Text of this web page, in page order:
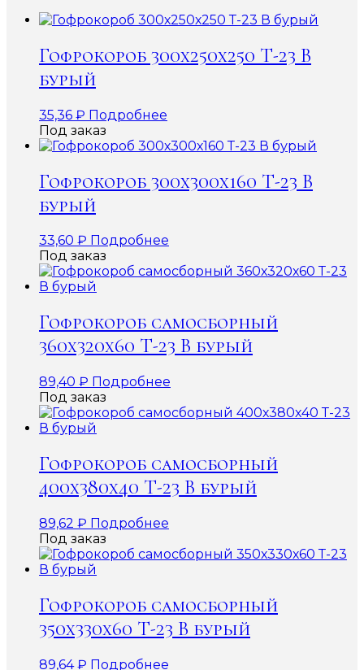
Гофрокороб 300х250х250 Т-23 В
бурый
35,36 ₽ Подробнее
Под заказ
Гофрокороб 300х300х160 Т-23 В
бурый
33,60 ₽ Подробнее
Под заказ
Гофрокороб самосборный
360х320х60 Т-23 В бурый
89,40 ₽ Подробнее
Под заказ
Гофрокороб самосборный
400х380х40 Т-23 В бурый
89,62 ₽ Подробнее
Под заказ
Гофрокороб самосборный
350х330х60 Т-23 В бурый
89,64₽ Подробнее